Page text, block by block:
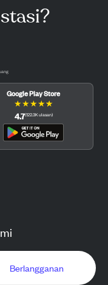
Google Play Store
★★★★★
4.7(122.3Kulasan)
Berlangganan